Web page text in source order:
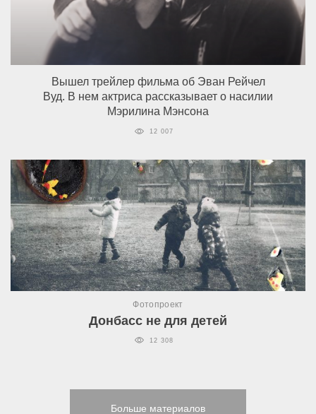
Вышел трейлер фильма об Эван Рейчел
Вуд. В нем актриса рассказывает о насилии
Мэрилина Мэнсона
12 007
Фотопроект
Донбасс не для детей
12 308
Больше материалов